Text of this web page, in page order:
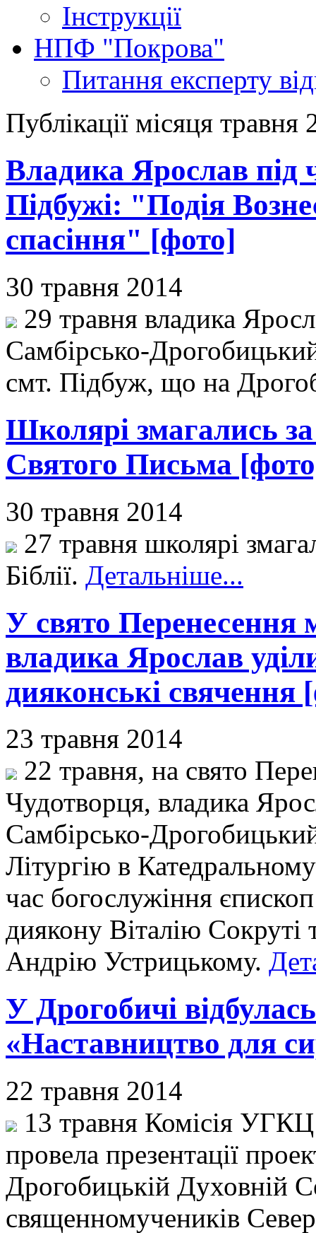
Інструкції
НПФ "Покрова"
Питання експерту
Публікації місяця травня
Владика Ярослав під
Підбужі: "Подія
спасіння" [фото]
30 травня 2014
29 травня владика
Самбірсько-
смт. Підбуж, що на
Школярі змагались
Святого Письма
30 травня 2014
27 травня школярі
Біблії. Детальніше...
У свято
владика Ярослав
дияконські свячення
23 травня 2014
22 травня, на свято
Чудотворця, владика
Самбірсько-
Літургію в
час богослужіння
диякону Віталію Сокруті
Андрію Устрицькому.
У Дрогобичі
«Наставництво для
22 травня 2014
13 травня Комісія
провела презентації
Дрогобицькій Духовній
священномучеників